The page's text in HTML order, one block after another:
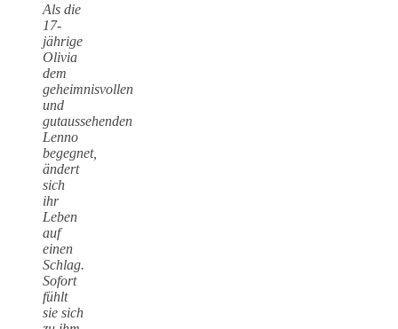
Als die
17-
jährige
Olivia
dem
geheimnisvollen
und
gutaussehenden
Lenno
begegnet,
ändert
sich
ihr
Leben
auf
einen
Schlag.
Sofort
fühlt
sie sich